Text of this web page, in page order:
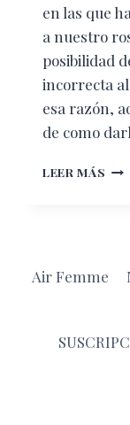
en las que
a nuestro
posibilidad
incorrecta
esa razón,
de como
LEER MÁS GUÍA
DE
EL
Air Femme